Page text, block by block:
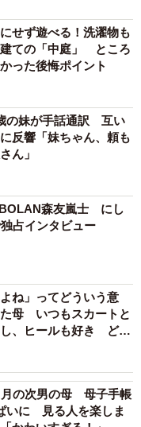
せず遊べる！洗濯物も
ての「中庭」 ところ
った後悔ポイント
の妹が手話通訳 互い
反響「妹ちゃん、頼も
ん」
森友嵐士 にし
占インタビュー
ね」ってどういう意
母 いつもスカートと
、ヒールも好き どの
月の次男の母 母子手帳
いに 見る人を楽しま